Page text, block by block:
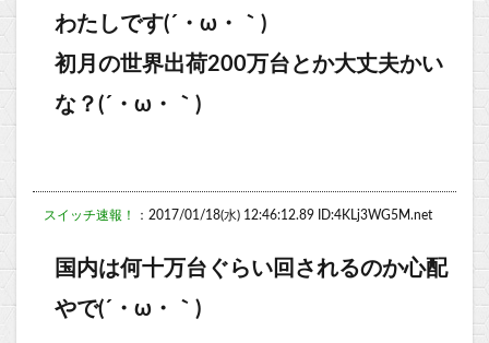
わたしです(´・ω・｀)
初月の世界出荷200万台とか大丈夫かい
な？(´・ω・｀)
スイッチ速報！ ：2017/01/18(水) 12:46:12.89 ID:4KLj3WG5M.net
国内は何十万台ぐらい回されるのか心配
やで(´・ω・｀)